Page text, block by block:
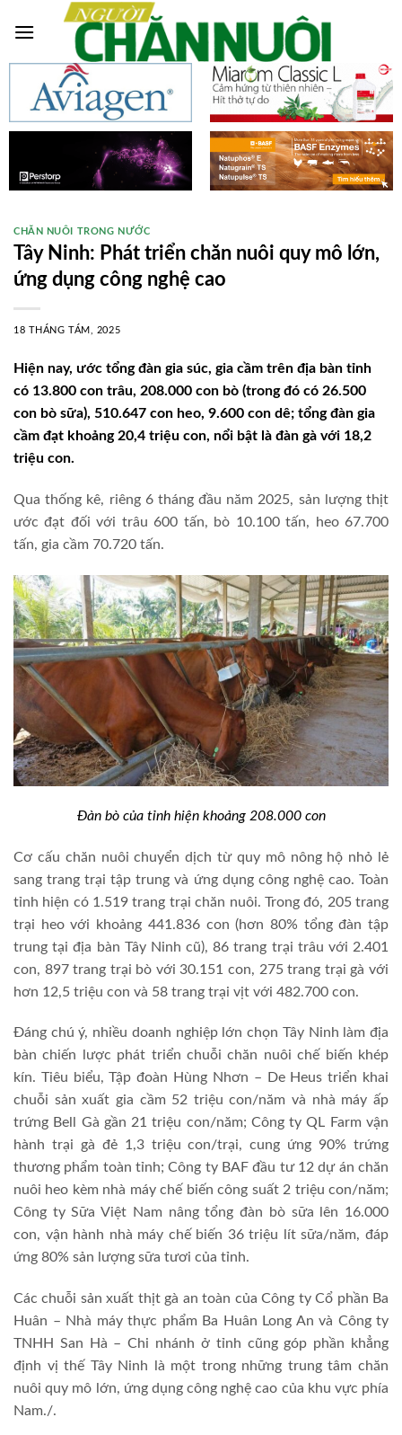
CHĂN NUÔI TRONG NƯỚC
Tây Ninh: Phát triển chăn nuôi quy mô lớn,
ứng dụng công nghệ cao
18 THÁNG TÁM, 2025
Hiện nay, ước tổng đàn gia súc, gia cầm trên địa bàn tỉnh
có 13.800 con trâu, 208.000 con bò (trong đó có 26.500
con bò sữa), 510.647 con heo, 9.600 con dê; tổng đàn gia
cầm đạt khoảng 20,4 triệu con, nổi bật là đàn gà với 18,2
triệu con.
Qua thống kê, riêng 6 tháng đầu năm 2025, sản lượng thịt
ước đạt đối với trâu 600 tấn, bò 10.100 tấn, heo 67.700
tấn, gia cầm 70.720 tấn.
Đàn bò của tỉnh hiện khoảng 208.000 con
Cơ cấu chăn nuôi chuyển dịch từ quy mô nông hộ nhỏ lẻ
sang trang trại tập trung và ứng dụng công nghệ cao. Toàn
tỉnh hiện có 1.519 trang trại chăn nuôi. Trong đó, 205 trang
trại heo với khoảng 441.836 con (hơn 80% tổng đàn tập
trung tại địa bàn Tây Ninh cũ), 86 trang trại trâu với 2.401
con, 897 trang trại bò với 30.151 con, 275 trang trại gà với
hơn 12,5 triệu con và 58 trang trại vịt với 482.700 con.
Đáng chú ý, nhiều doanh nghiệp lớn chọn Tây Ninh làm địa
bàn chiến lược phát triển chuỗi chăn nuôi chế biến khép
kín. Tiêu biểu, Tập đoàn Hùng Nhơn – De Heus triển khai
chuỗi sản xuất gia cầm 52 triệu con/năm và nhà máy ấp
trứng Bell Gà gần 21 triệu con/năm; Công ty QL Farm vận
hành trại gà đẻ 1,3 triệu con/trại, cung ứng 90% trứng
thương phẩm toàn tỉnh; Công ty BAF đầu tư 12 dự án chăn
nuôi heo kèm nhà máy chế biến công suất 2 triệu con/năm;
Công ty Sữa Việt Nam nâng tổng đàn bò sữa lên 16.000
con, vận hành nhà máy chế biến 36 triệu lít sữa/năm, đáp
ứng 80% sản lượng sữa tươi của tỉnh.
Các chuỗi sản xuất thịt gà an toàn của Công ty Cổ phần Ba
Huân – Nhà máy thực phẩm Ba Huân Long An và Công ty
TNHH San Hà – Chi nhánh ở tỉnh cũng góp phần khẳng
định vị thế Tây Ninh là một trong những trung tâm chăn
nuôi quy mô lớn, ứng dụng công nghệ cao của khu vực phía
Nam./.